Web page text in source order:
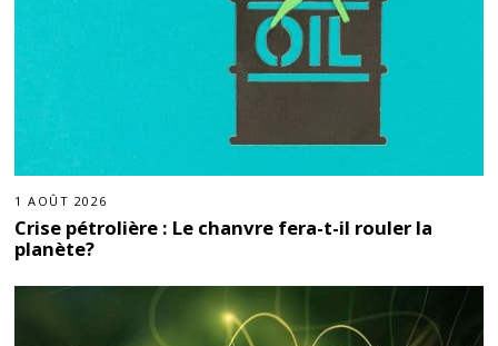
1 AOÛT 2026
Crise pétrolière : Le chanvre fera-t-il rouler la
planète?